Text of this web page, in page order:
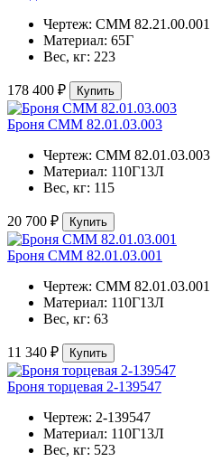
Чертеж: СММ 82.21.00.001
Материал: 65Г
Вес, кг: 223
178 400 ₽ Купить
Броня СММ 82.01.03.003
Чертеж: СММ 82.01.03.003
Материал: 110Г13Л
Вес, кг: 115
20 700 ₽ Купить
Броня СММ 82.01.03.001
Чертеж: СММ 82.01.03.001
Материал: 110Г13Л
Вес, кг: 63
11 340 ₽ Купить
Броня торцевая 2-139547
Чертеж: 2-139547
Материал: 110Г13Л
Вес, кг: 523